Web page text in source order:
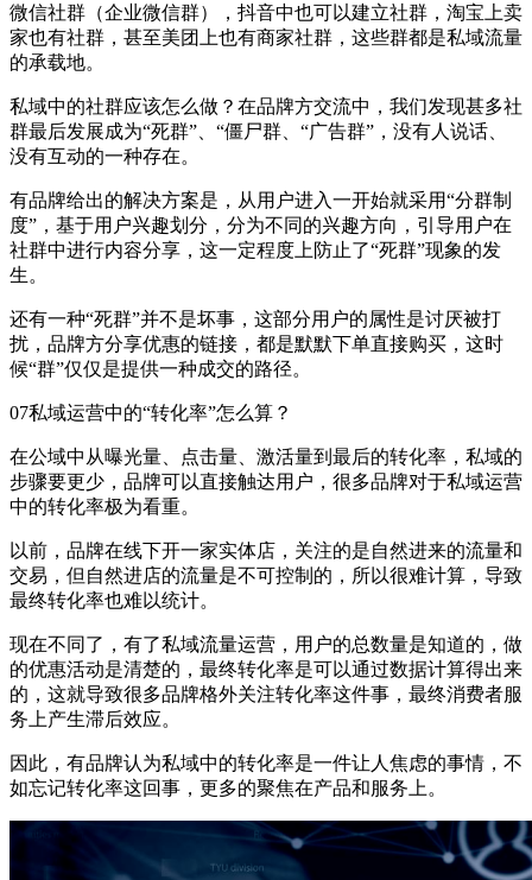
微信社群（企业微信群），抖音中也可以建立社群，淘宝上卖
家也有社群，甚至美团上也有商家社群，这些群都是私域流量
的承载地。
私域中的社群应该怎么做？在品牌方交流中，我们发现甚多社
群最后发展成为“死群”、“僵尸群、“广告群”，没有人说话、
没有互动的一种存在。
有品牌给出的解决方案是，从用户进入一开始就采用“分群制
度”，基于用户兴趣划分，分为不同的兴趣方向，引导用户在
社群中进行内容分享，这一定程度上防止了“死群”现象的发
生。
还有一种“死群”并不是坏事，这部分用户的属性是讨厌被打
扰，品牌方分享优惠的链接，都是默默下单直接购买，这时
候“群”仅仅是提供一种成交的路径。
07私域运营中的“转化率”怎么算？
在公域中从曝光量、点击量、激活量到最后的转化率，私域的
步骤要更少，品牌可以直接触达用户，很多品牌对于私域运营
中的转化率极为看重。
以前，品牌在线下开一家实体店，关注的是自然进来的流量和
交易，但自然进店的流量是不可控制的，所以很难计算，导致
最终转化率也难以统计。
现在不同了，有了私域流量运营，用户的总数量是知道的，做
的优惠活动是清楚的，最终转化率是可以通过数据计算得出来
的，这就导致很多品牌格外关注转化率这件事，最终消费者服
务上产生滞后效应。
因此，有品牌认为私域中的转化率是一件让人焦虑的事情，不
如忘记转化率这回事，更多的聚焦在产品和服务上。